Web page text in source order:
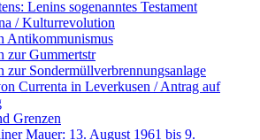
Lenins sogenanntes Testament
/ Kulturrevolution
Antikommunismus
zur Gummertstr
zur Sondermüllverbrennungsanlage
Currenta in Leverkusen / Antrag auf
Grenzen
Mauer: 13. August 1961 bis 9.